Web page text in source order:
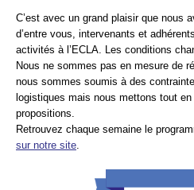
C’est avec un grand plaisir que nous
d’entre vous, intervenants et
activités à l’ECLA. Les conditions
Nous ne sommes pas en mesure de
nous sommes soumis à des
logistiques mais nous mettons tout
propositions.
Retrouvez chaque semaine le
sur notre site